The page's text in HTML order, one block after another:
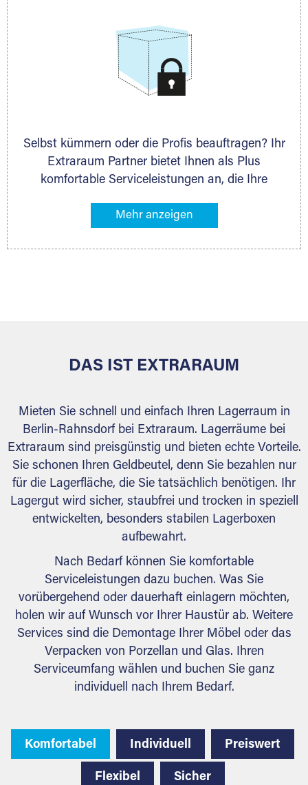
Selbst kümmern oder die Profis beauftragen? Ihr
Extraraum Partner bietet Ihnen als Plus
komfortable Serviceleistungen an, die Ihre
gehören z. B. Verpackungsservice, Lieferung von
Ihr Lagergut wird bei Ihrem Extraraum Partner
DAS IST EXTRARAUM
Mieten Sie schnell und einfach Ihren Lagerraum in
Berlin-Rahnsdorf bei Extraraum. Lagerräume bei
Extraraum sind preisgünstig und bieten echte Vorteile.
Sie schonen Ihren Geldbeutel, denn Sie bezahlen nur
für die Lagerfläche, die Sie tatsächlich benötigen. Ihr
Lagergut wird sicher, staubfrei und trocken in speziell
entwickelten, besonders stabilen Lagerboxen
aufbewahrt.
Nach Bedarf können Sie komfortable
Serviceleistungen dazu buchen. Was Sie
vorübergehend oder dauerhaft einlagern möchten,
holen wir auf Wunsch vor Ihrer Haustür ab. Weitere
Services sind die Demontage Ihrer Möbel oder das
Verpacken von Porzellan und Glas. Ihren
Serviceumfang wählen und buchen Sie ganz
individuell nach Ihrem Bedarf.
Komfortabel Individuell Preiswert
Flexibel Sicher